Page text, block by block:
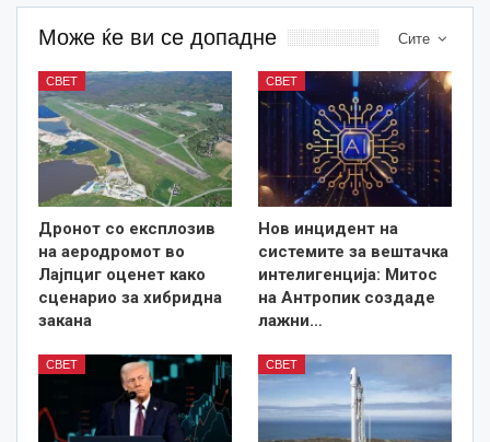
Сите
Може ќе ви се допадне
СВЕТ
Дронот со експлозив
на аеродромот во
Лајпциг оценет како
сценарио за хибридна
закана
СВЕТ
Нов инцидент на
системите за вештачка
интелигенција: Митос
на Антропик создаде
лажни…
СВЕТ СВЕТ